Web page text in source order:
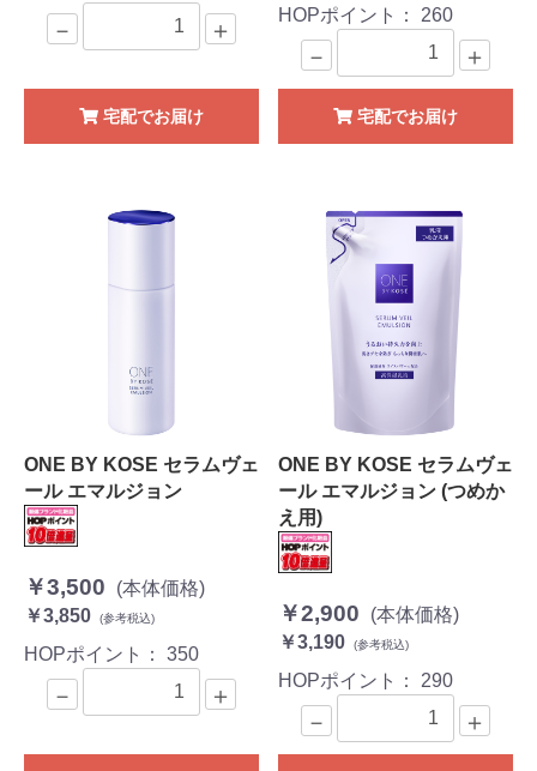
－ ＋
宅配でお届け
HOPポイント： 260
－ ＋
宅配でお届け
ONE BY KOSE セラムヴェ
ール エマルジョン
￥3,500
(本体価格)
￥3,850
(参考税込)
HOPポイント： 350
－ ＋
ONE BY KOSE セラムヴェ
ール エマルジョン (つめか
え用)
￥2,900
(本体価格)
￥3,190
(参考税込)
HOPポイント： 290
－ ＋